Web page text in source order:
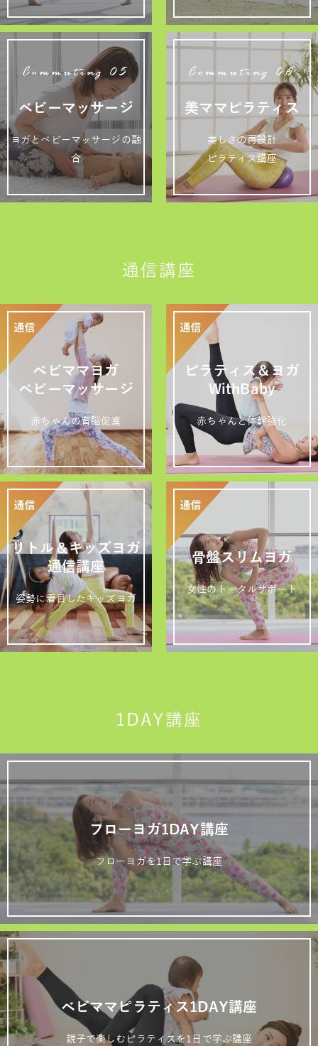
Commuting 05
ベビーマッサージ
ヨガとベビーマッサージの融
合
Commuting 06
美ママピラティス
美しさの再設計
ピラティス講座
通信講座
ベビママヨガ
ベビーマッサージ
赤ちゃんの育脳促進
ピラティス＆ヨガ
WithBaby
赤ちゃんと体幹強化
リトル＆キッズヨガ
通信講座
姿勢に着目したキッズヨガ
骨盤スリムヨガ
女性のトータルサポート
1DAY講座
フローヨガ1DAY講座
フローヨガを1日で学ぶ講座
ベビママピラティス1DAY講座
親子で楽しむピラティスを1日で学ぶ講座